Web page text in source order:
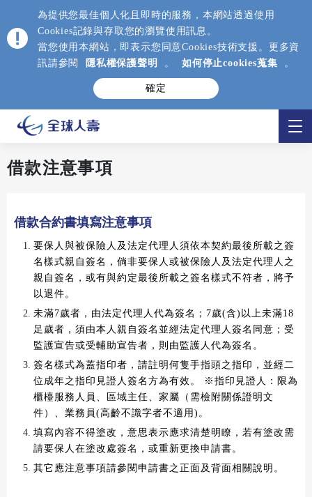
為提供您最佳個人化且即時的服務，本網站透過使用
Cookies記錄與存取您的瀏覽使用訊息。
當您使用本網站，即表示您同意Cookies技術支援。更多資
訊請參閱
隱私權保護聲明 。 如何停止cookies蒐集 。
確定
借款注意事項
借款合約書填寫注意事項
要保人與被保險人及法定代理人須依本契約最後所載之簽
名樣式親自簽名，倘非要保人或被保險人及法定代理人之
親自簽名，或有與約定最後所載之簽名樣式不符者，將予
以退件。
未滿7歲者，由法定代理人代為簽名；7歲(含)以上未滿18
足歲者，須由本人親自簽名並經法定代理人簽名同意；受
監護宣告或受輔助宣告者，則由監護人代為簽名。
簽名樣式為蓋指印者，請註明何隻手指頭之指印，並經二
位成年之指印見證人簽名方為有效。 ※指印見證人：限為
櫃檯服務人員、區域主任、家屬（需檢附關係證明文
件） 、業務員(高齡不識字者不適用)。
填寫內容不得塗改，意思表示應求清楚明瞭，若有塗改需
請要保人在塗改處簽名，或重新更換申請書。
其它應注意事項請參閱申請書之正面及背面相關說明。